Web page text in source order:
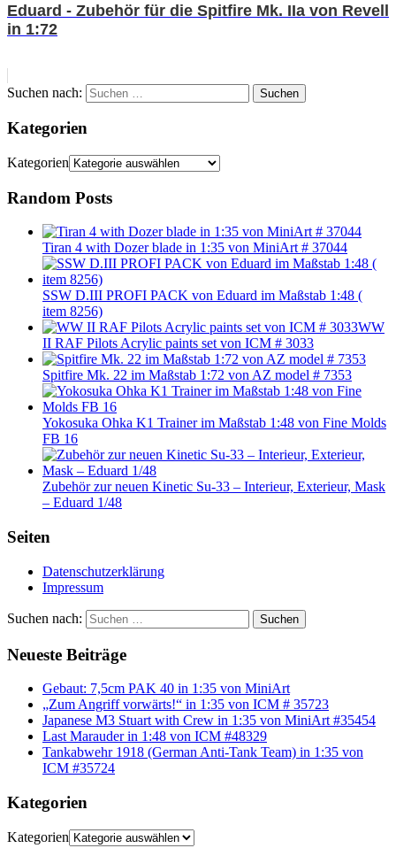
Eduard - Zubehör für die Spitfire Mk. IIa von Revell
in 1:72
Suchen nach: Suchen
Kategorien
Kategorien
Random Posts
Tiran 4 with Dozer blade in 1:35 von MiniArt # 37044
SSW D.III PROFI PACK von Eduard im Maßstab 1:48 (
item 8256)
WW
II RAF Pilots Acrylic paints set von ICM # 3033
Spitfire Mk. 22 im Maßstab 1:72 von AZ model # 7353
Yokosuka Ohka K1 Trainer im Maßstab 1:48 von Fine Molds
FB 16
Zubehör zur neuen Kinetic Su-33 – Interieur, Exterieur, Mask
– Eduard 1/48
Seiten
Datenschutzerklärung
Impressum
Suchen nach: Suchen
Neueste Beiträge
Gebaut: 7,5cm PAK 40 in 1:35 von MiniArt
„Zum Angriff vorwärts!“ in 1:35 von ICM # 35723
Japanese M3 Stuart with Crew in 1:35 von MiniArt #35454
Last Marauder in 1:48 von ICM #48329
Tankabwehr 1918 (German Anti-Tank Team) in 1:35 von
ICM #35724
Kategorien
Kategorien